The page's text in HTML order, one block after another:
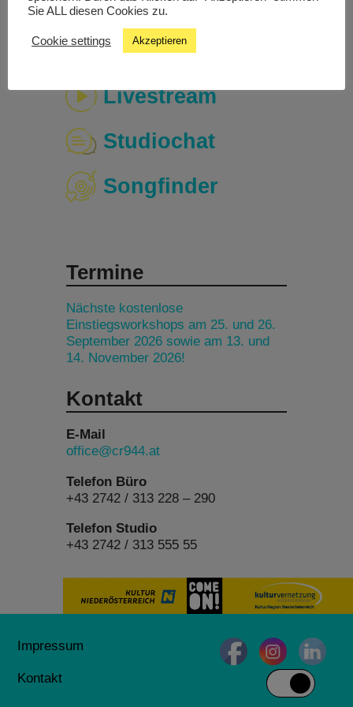
Livestream
Studiochat
Songfinder
Termine
Nächste kostenlose
Einstiegsworkshops am 25. und 26.
September 2026 sowie am 13. und
14. November 2026!
Kontakt
E-Mail
office@cr944.at
Telefon Büro
+43 2742 / 313 228 – 290
Telefon Studio
+43 2742 / 313 555 55
Impressum
Kontakt
Sie ALL diesen Cookies zu.
Cookie settings Akzeptieren